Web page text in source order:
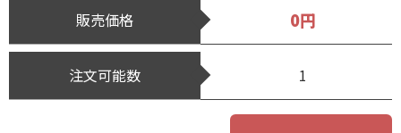
販売価格 0円
注文可能数 1